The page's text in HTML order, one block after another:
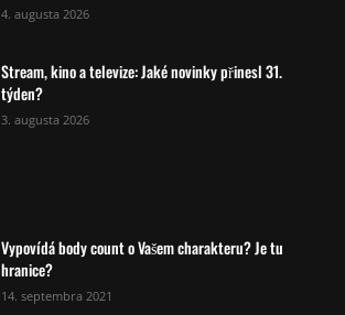
4. augusta 2026
Stream, kino a televize: Jaké novinky přinesl 31.
týden?
3. augusta 2026
Vypovídá body count o Vašem charakteru? Je tu
hranice?
14. septembra 2021